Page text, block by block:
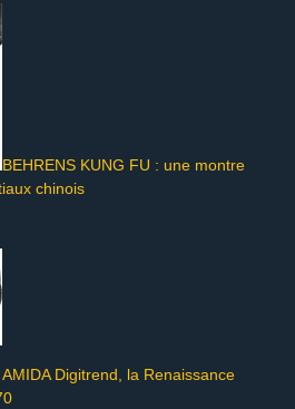
BEHRENS KUNG FU : une montre
chinois
AMIDA Digitrend, la Renaissance